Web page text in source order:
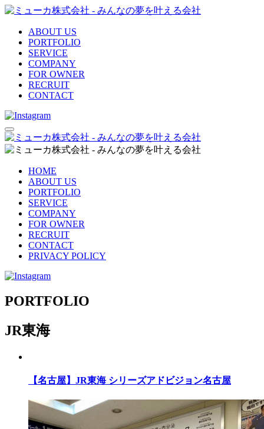
ABOUT US
PORTFOLIO
SERVICE
COMPANY
FOR OWNER
RECRUIT
CONTACT
HOME
ABOUT US
PORTFOLIO
SERVICE
COMPANY
FOR OWNER
RECRUIT
CONTACT
PRIVACY POLICY
PORTFOLIO
JR東海
【名古屋】JR東海 シリーズアドビジョン名古屋